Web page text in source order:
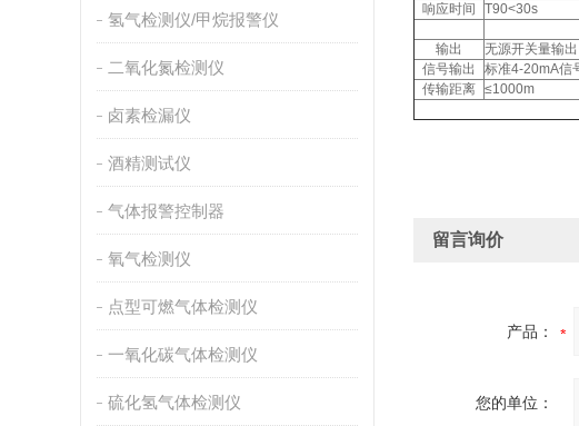
氢气检测仪/甲烷报警仪
二氧化氮检测仪
卤素检漏仪
酒精测试仪
气体报警控制器
氧气检测仪
点型可燃气体检测仪
一氧化碳气体检测仪
硫化氢气体检测仪
响应时间
T90<30s
输出
无源开关量输
信号输出
标准4-20mA信
传输距离 ≤1000m
留言询价
产品：
您的单位：